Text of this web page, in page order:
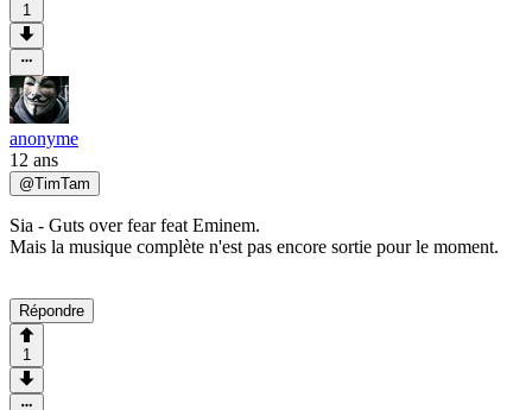
1
anonyme
12 ans
@TimTam
Sia - Guts over fear feat Eminem.
Mais la musique complète n'est pas encore sortie pour le moment.
Répondre
1